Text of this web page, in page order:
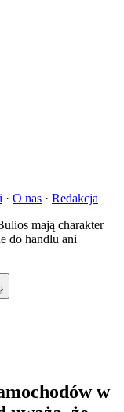
· O nas · Redakcja
mają charakter
do handlu ani
w